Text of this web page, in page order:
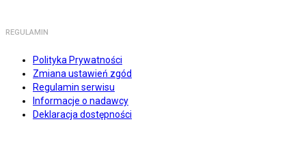
REGULAMIN
Polityka Prywatności
Zmiana ustawień zgód
Regulamin serwisu
Informacje o nadawcy
Deklaracja dostępności